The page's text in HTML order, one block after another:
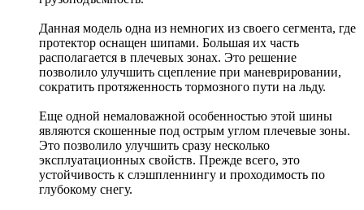
Данная модель одна из немногих из своего сегмента, где
протектор оснащен шипами. Большая их часть
располагается в плечевых зонах. Это решение
позволило улучшить сцепление при маневрировании,
сократить протяженность тормозного пути на льду.
Еще одной немаловажной особенностью этой шины
являются скошенные под острым углом плечевые зоны.
Это позволило улучшить сразу несколько
эксплуатационных свойств. Прежде всего, это
устойчивость к слэшпленнингу и проходимость по
глубокому снегу.